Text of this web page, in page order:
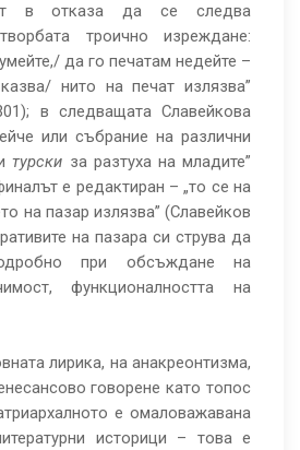
в отказа да се следва
троично изреждане:
да го печатам недейте –
нито на печат излязва”
в следващата Славейкова
или събрание на различни
турски за разтуха на младите”
е редактиран – „то се на
на пазар излязва” (Славейков
на пазара си струва да
при обсъждане на
функционалността на
лирика, на анакреонтизма,
говорене като топос
е омаловажавана
историци – това е